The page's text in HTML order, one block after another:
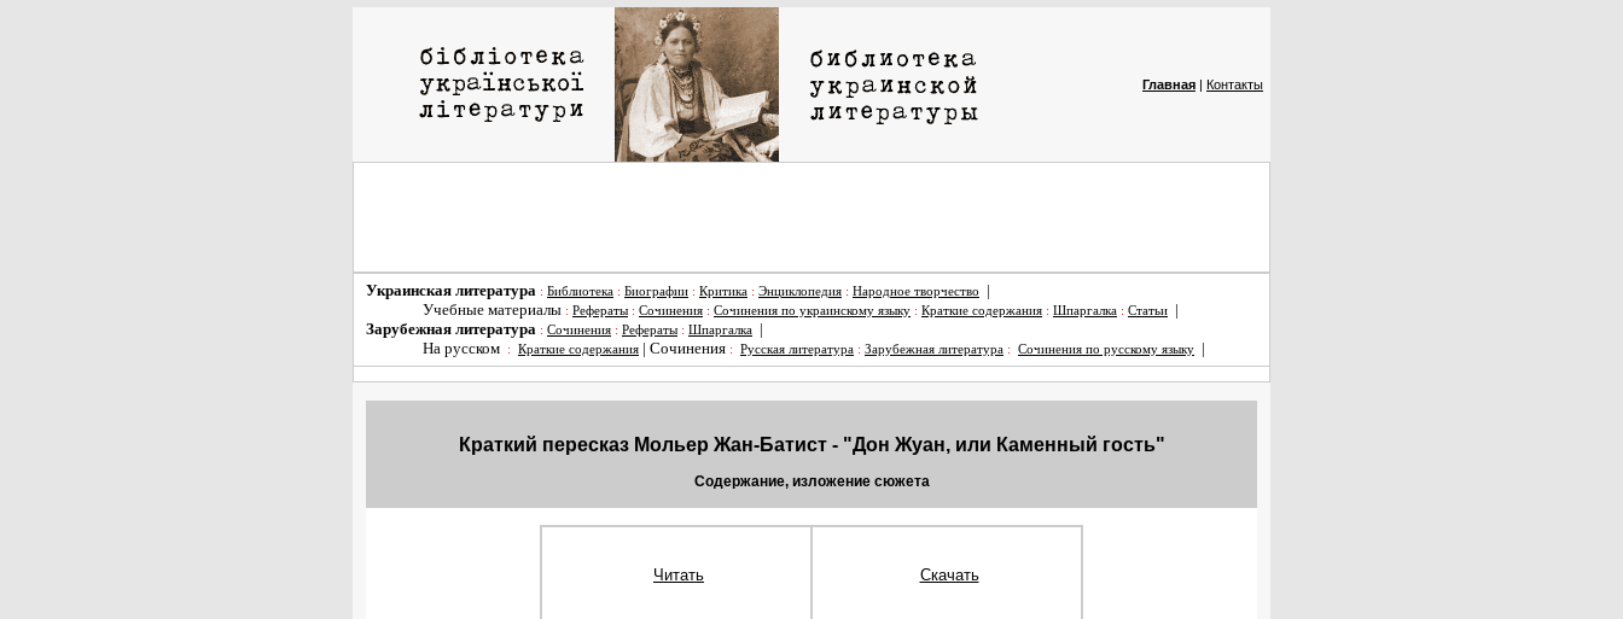
Главная | Контакты
Украинская литература : Библиотека : Биографии : Критика : Энциклопедия : Народное творчество
|
Учебные материалы : Рефераты : Сочинения : Сочинения по украинскому языку : Краткие содержания : Шпаргалка : Статьи
|
Зарубежная литература : Сочинения : Рефераты : Шпаргалка
|
На русском
: Краткие содержания | Сочинения : Русская литература : Зарубежная литература : Сочинения по русскому языку |
Краткий пересказ Мольер Жан-Батист - "Дон Жуан, или Каменный гость"
Содержание, изложение сюжета
Читать Скачать